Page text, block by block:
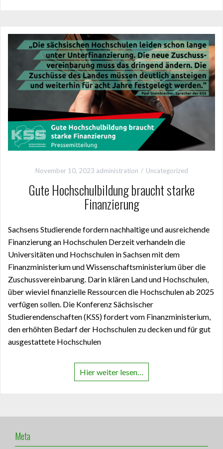
November 10, 2023 administration Uncategorized
Gute Hochschulbildung braucht starke
Finanzierung
Sachsens Studierende fordern nachhaltige und ausreichende
Finanzierung an Hochschulen Derzeit verhandeln die
Universitäten und Hochschulen in Sachsen mit dem
Finanzministerium und Wissenschaftsministerium über die
Zuschussvereinbarung. Darin klären Land und Hochschulen,
über wieviel finanzielle Ressourcen die Hochschulen ab 2025
verfügen sollen. Die Konferenz Sächsischer
Studierendenschaften (KSS) fordert vom Finanzministerium,
den erhöhten Bedarf der Hochschulen zu decken und für gut
ausgestattete Hochschulen
Hier weiter lesen…
Meta